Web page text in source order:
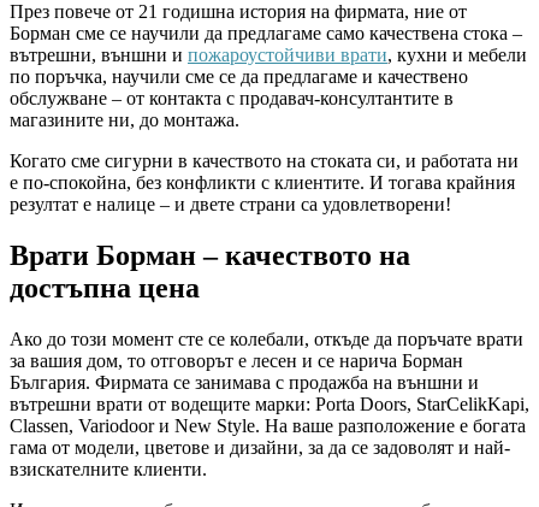
През повече от 21 годишна история на фирмата, ние от
Борман сме се научили да предлагаме само качествена стока –
вътрешни, външни и пожароустойчиви врати, кухни и мебели
по поръчка, научили сме се да предлагаме и качествено
обслужване – от контакта с продавач-консултантите в
магазините ни, до монтажа.
Когато сме сигурни в качеството на стоката си, и работата ни
е по-спокойна, без конфликти с клиентите. И тогава крайния
резултат е налице – и двете страни са удовлетворени!
Врати Борман – качеството на
достъпна цена
Ако до този момент сте се колебали, откъде да поръчате врати
за вашия дом, то отговорът е лесен и се нарича Борман
България. Фирмата се занимава с продажба на външни и
вътрешни врати от водещите марки: Porta Doors, StarCelikKapi,
Classen, Variodoor и New Style. На ваше разположение е богата
гама от модели, цветове и дизайни, за да се задоволят и най-
взискателните клиенти.